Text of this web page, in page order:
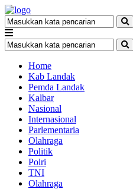
Home
Kab Landak
Pemda Landak
Kalbar
Nasional
Internasional
Parlementaria
Olahraga
Politik
Polri
TNI
Olahraga